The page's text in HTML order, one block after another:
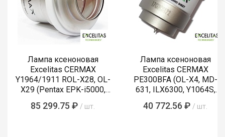
Лампа ксеноновая
Excelitas CERMAX
Y1964/1911 ROL-X28, OL-
X29 (Pentax EPK-i5000,
85 299.75 ₽ / шт.
Лампа ксеноновая
Excelitas CERMAX
PE300BFA (OL-X4, MD-
631, ILX6300, Y1064S,
40 772.56 ₽ / шт.